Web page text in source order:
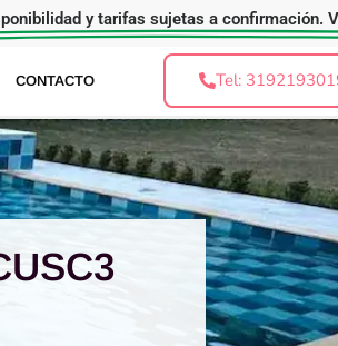
y tarifas sujetas a confirmación.
CONTACTO Tel: